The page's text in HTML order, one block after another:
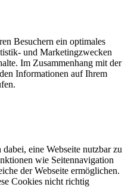
Besuchern ein optimales
und Marketingzwecken
Im Zusammenhang mit der
Informationen auf Ihrem
eine Webseite nutzbar zu
wie Seitennavigation
der Webseite ermöglichen.
Cookies nicht richtig